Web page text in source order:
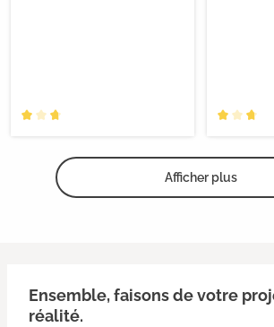
Afficher plus
Ensemble, faisons de votre
réalité.